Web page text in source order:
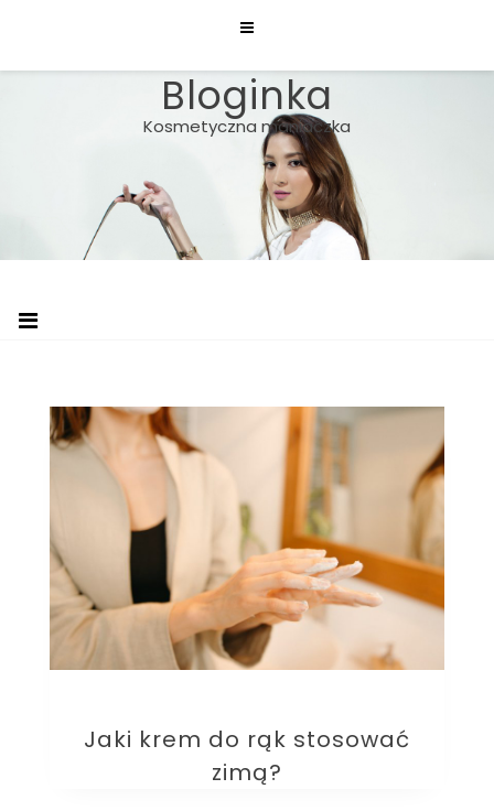
content
Bloginka
Kosmetyczna maniaczka
Jaki krem do rąk stosować
zimą?